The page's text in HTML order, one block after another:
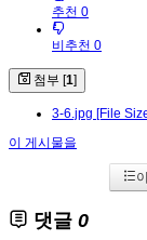
추천 0
비추천 0
첨부 [1]
3-6.jpg [File
이 게시물을
댓글 0